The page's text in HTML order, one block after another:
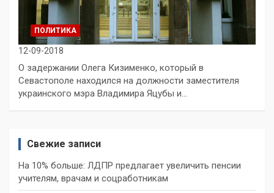
ПОЛИТИКА
12-09-2018
О задержании Олега Кизименко, который в
Севастополе находился на должности заместителя
украинского мэра Владимира Яцубы и…
Свежие записи
На 10% больше: ЛДПР предлагает увеличить пенсии
учителям, врачам и соцработникам